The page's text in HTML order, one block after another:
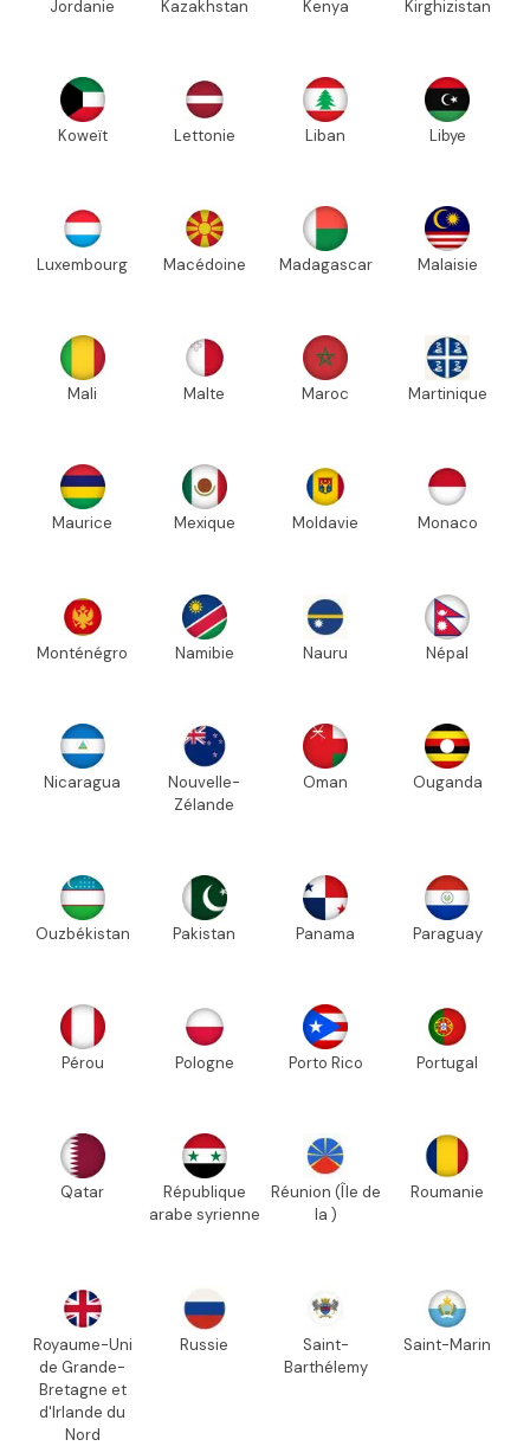
Jordanie Kazakhstan Kenya Kirghizistan
Koweït Lettonie Liban Libye
Luxembourg Macédoine Madagascar Malaisie
Mali Malte Maroc Martinique
Maurice Mexique Moldavie Monaco
Monténégro Namibie Nauru Népal
Nicaragua
Nouvelle-
Zélande
Oman Ouganda
Ouzbékistan Pakistan Panama Paraguay
Pérou Pologne Porto Rico Portugal
Qatar
République
arabe syrienne
Réunion (Île de
la )
Roumanie
Royaume-Uni
de Grande-
Bretagne et
d'Irlande du
Nord
Russie
Saint-
Barthélemy
Saint-Marin